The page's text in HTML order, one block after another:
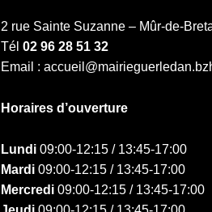
2 rue Sainte Suzanne – Mûr-de-
Tél 02 96 28 51 32
Email :
Horaires d’ouverture
Lundi09:00-12:15 / 13:45-17:00
Mardi09:00-12:15 / 13:45-17:00
Mercredi09:00-12:15 / 13:45-17:00